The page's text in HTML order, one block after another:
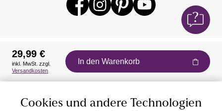
Auszeichnungen
29,99 €
inkl. MwSt. zzgl.
Versandkosten
In den Warenkorb
Cookies und andere Technologien